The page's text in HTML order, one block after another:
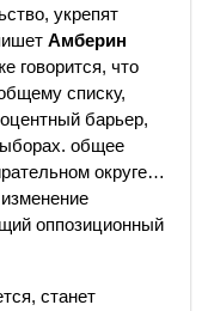
укрепят
Амберин
говорится, что
списку,
барьер,
общее
округе…
оппозиционный
станет